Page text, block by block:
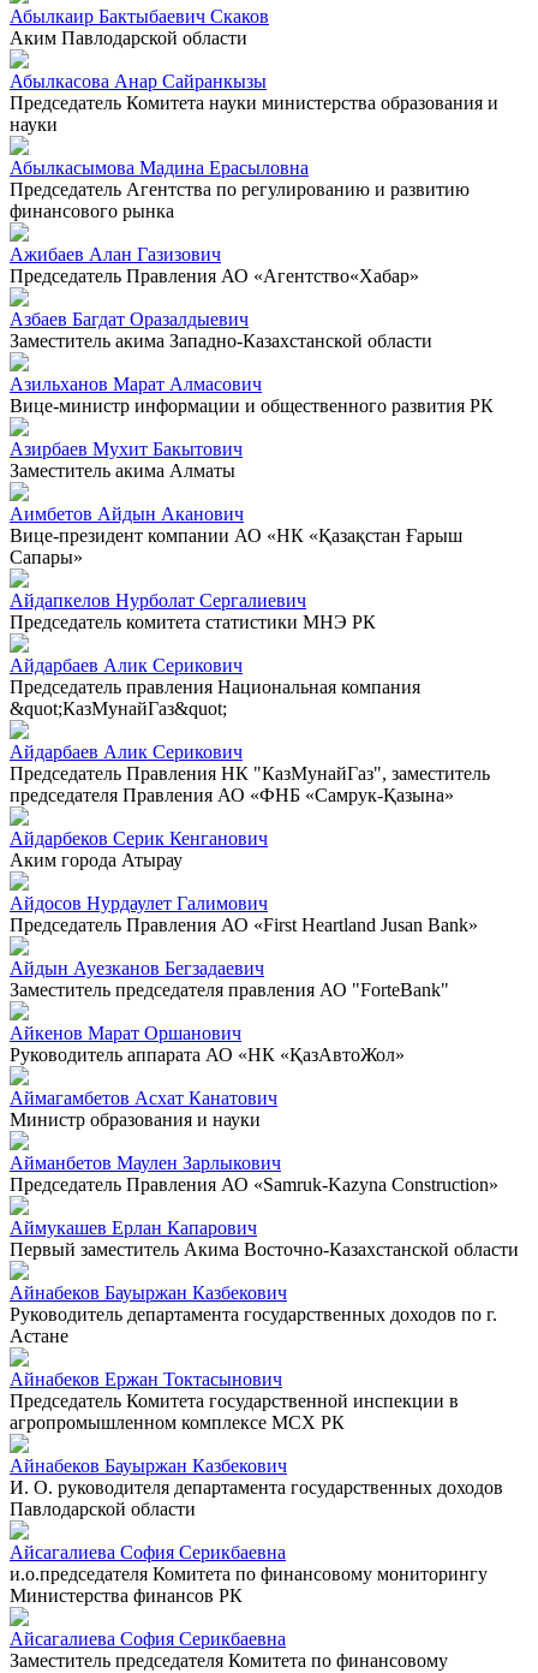
Абылкаир Бактыбаевич Скаков
Аким Павлодарской области
Абылкасова Анар Сайранкызы
Председатель Комитета науки министерства образования и
науки
Абылкасымова Мадина Ерасыловна
Председатель Агентства по регулированию и развитию
финансового рынка
Ажибаев Алан Газизович
Председатель Правления АО «Агентство«Хабар»
Азбаев Багдат Оразалдыевич
Заместитель акима Западно-Казахстанской области
Азильханов Марат Алмасович
Вице-министр информации и общественного развития РК
Азирбаев Мухит Бакытович
Заместитель акима Алматы
Аимбетов Айдын Аканович
Вице-президент компании АО «НК «Қазақстан Ғарыш
Сапары»
Айдапкелов Нурболат Сергалиевич
Председатель комитета статистики МНЭ РК
Айдарбаев Алик Серикович
Председатель правления Национальная компания
&quot;КазМунайГаз&quot;
Айдарбаев Алик Серикович
Председатель Правления НК "КазМунайГаз", заместитель
председателя Правления АО «ФНБ «Самрук-Қазына»
Айдарбеков Серик Кенганович
Аким города Атырау
Айдосов Нурдаулет Галимович
Председатель Правления АО «First Heartland Jusan Bank»
Айдын Ауезканов Бегзадаевич
Заместитель председателя правления АО "ForteBank"
Айкенов Марат Оршанович
Руководитель аппарата АО «НК «ҚазАвтоЖол»
Аймагамбетов Асхат Канатович
Министр образования и науки
Айманбетов Маулен Зарлыкович
Председатель Правления АО «Samruk-Kazyna Construction»
Аймукашев Ерлан Капарович
Первый заместитель Акима Восточно-Казахстанской области
Айнабеков Бауыржан Казбекович
Руководитель департамента государственных доходов по г.
Астане
Айнабеков Ержан Токтасынович
Председатель Комитета государственной инспекции в
агропромышленном комплексе МСХ РК
Айнабеков Бауыржан Казбекович
И. О. руководителя департамента государственных доходов
Павлодарской области
Айсагалиева София Серикбаевна
и.о.председателя Комитета по финансовому мониторингу
Министерства финансов РК
Айсагалиева София Серикбаевна
Заместитель председателя Комитета по финансовому